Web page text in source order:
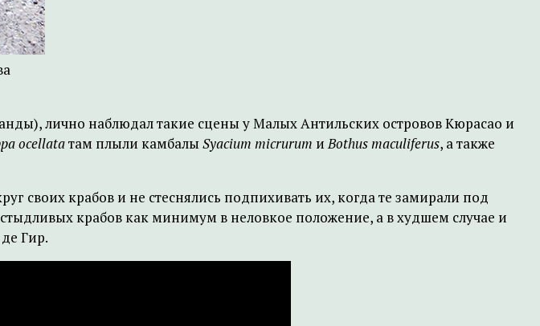
лично наблюдал такие сцены у Малых Антильских островов Кюрасао и
ocellataтам плыли камбалы Syacium micrurum иBothus maculiferus, а также
своих крабов и не стеснялись подпихивать их, когда те замирали под
крабов как минимум в неловкое положение, а в худшем случае и
де Гир.